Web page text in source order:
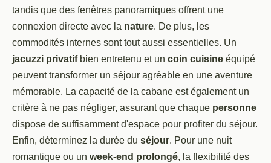
tandis que des fenêtres panoramiques offrent une
connexion directe avec la nature. De plus, les
commodités internes sont tout aussi essentielles. Un
jacuzzi privatifbien entretenu et un coin cuisine équipé
peuvent transformer un séjour agréable en une aventure
mémorable. La capacité de la cabane est également un
critère à ne pas négliger, assurant que chaque personne
dispose de suffisamment d'espace pour profiter du séjour.
Enfin, déterminez la durée du séjour. Pour une nuit
romantique ou un week-end prolongé, la flexibilité des